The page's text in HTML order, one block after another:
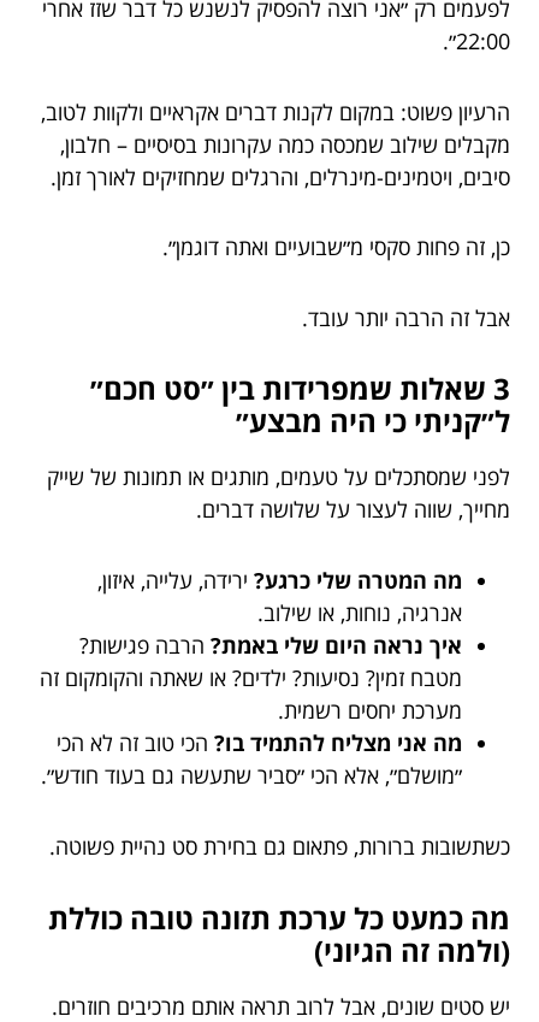
לפעמים רק ״אני רוצה להפסיק לנשנש כל דבר שזז אחרי
22:00״.
הרעיון פשוט: במקום לקנות דברים אקראיים ולקוות לטוב,
מקבלים שילוב שמכסה כמה עקרונות בסיסיים – חלבון,
סיבים, ויטמינים-מינרלים, והרגלים שמחזיקים לאורך זמן.
כן, זה פחות סקסי מ״שבועיים ואתה דוגמן״.
אבל זה הרבה יותר עובד.
3 שאלות שמפרידות בין ״סט חכם״
ל״קניתי כי היה מבצע״
לפני שמסתכלים על טעמים, מותגים או תמונות של שייק
מחייך, שווה לעצור על שלושה דברים.
מה המטרה שלי כרגע? ירידה, עלייה, איזון,
אנרגיה, נוחות, או שילוב.
איך נראה היום שלי באמת? הרבה פגישות?
מטבח זמין? נסיעות? ילדים? או שאתה והקומקום זה
מערכת יחסים רשמית.
מה אני מצליח להתמיד בו? הכי טוב זה לא הכי
״מושלם״, אלא הכי ״סביר שתעשה גם בעוד חודש״.
כשתשובות ברורות, פתאום גם בחירת סט נהיית פשוטה.
מה כמעט כל ערכת תזונה טובה כוללת
(ולמה זה הגיוני)
יש סטים שונים, אבל לרוב תראה אותם מרכיבים חוזרים.